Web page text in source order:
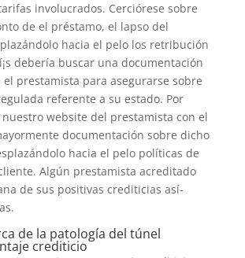
involucrados. Cerciórese sobre
de el préstamo, el lapso del
hacia el pelo los retribución
debería buscar una documentación
prestamista para asegurarse sobre
referente a su estado. Por
website del prestamista con el
documentación sobre dicho
hacia el pelo políticas de
Algún prestamista acreditado
de sus positivas crediticias así­
de la patologí­a del túnel
crediticio